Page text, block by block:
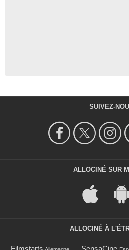
SUIVEZ-
ALLOCINÉ SUR
ALLOCINÉ À
Filmstarts SensaCine